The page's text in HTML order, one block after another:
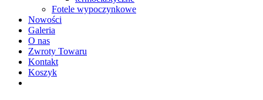
Fotele wypoczynkowe
Nowości
Galeria
O nas
Zwroty Towaru
Kontakt
Koszyk